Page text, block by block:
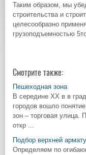
Таким образом, мы
строительства и
целесообразно
грузоподъемностью
Смотрите также:
Пешеходная зона
В середине XX в в
городов вошло
зон – торговая улица.
откр ...
Подбор верхней
Определяем по